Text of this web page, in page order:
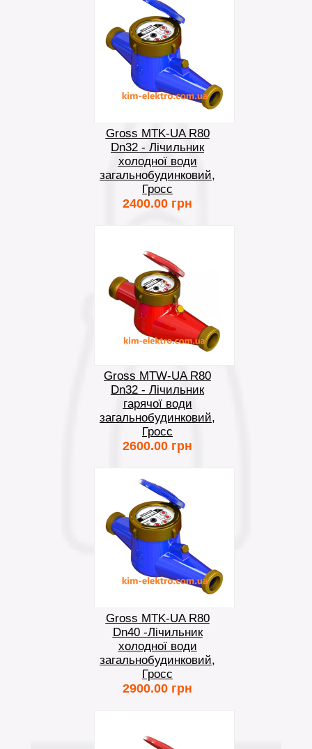
Gross MTK-UA R80
Dn32 - Лічильник
холодної води
загальнобудинковий,
Гросс
2400.00 грн
Gross MTW-UA R80
Dn32 - Лічильник
гарячої води
загальнобудинковий,
Гросс
2600.00 грн
Gross MTK-UA R80
Dn40 -Лічильник
холодної води
загальнобудинковий,
Гросс
2900.00 грн